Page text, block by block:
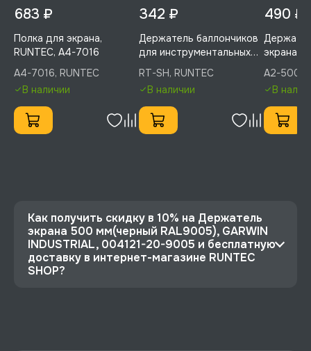
683 ₽
Полка для экрана,
RUNTEC, A4-7016
A4-7016, RUNTEC
В наличии
342 ₽
Держатель баллончиков
для инструментальных
телег (серый RAL7016),
RUNTEC, RT-SH
RT-SH, RUNTEC
В наличии
490 ₽
экрана,
A2-5005
A2-5005,
В
Как получить скидку в 10% на Держатель
экрана 500 мм(черный RAL9005), GARWIN
INDUSTRIAL, 004121-20-9005 и бесплатную
доставку в интернет-магазине RUNTEC
SHOP?